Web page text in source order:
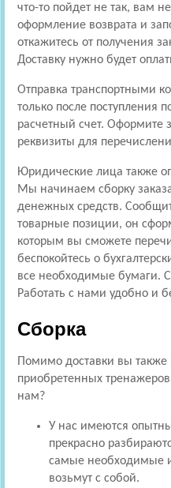
что-то пойдет не так, вам
оформление возврата и
откажитесь от получения
Доставку нужно будет
Отправка транспортными
только после поступления
расчетный счет.
реквизиты для
Юридические лица также
Мы начинаем сборку
денежных средств.
товарные позиции, он
которым вы сможете
беспокойтесь о
все необходимые бумаги.
Работать с нами удобно и
Сборка
Помимо доставки вы также
приобретенных
нам?
У нас имеются
прекрасно
самые необходимые
возьмут с собой.